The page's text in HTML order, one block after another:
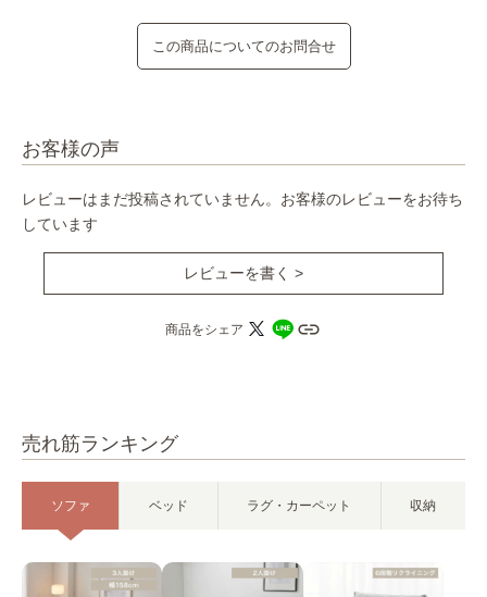
売れ筋ランキング
ソファ ベッド ラグ・カーペット 収納
この商品についてのお問合せ
お客様の声
レビューはまだ投稿されていません。お客様のレビューをお待ち
しています
レビューを書く >
商品をシェア